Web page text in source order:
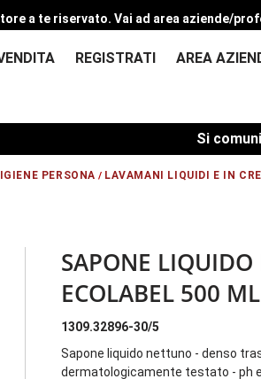
a te riservato. Vai ad area aziende/
REGISTRATI AREA
Si comunica
IGIENE PERSONA / LAVAMANI LIQUIDI E IN
SAPONE
ECOLABEL 500 ML
1309.32896-30/5
Sapone liquido nettuno - denso
dermatologicamente testato - ph